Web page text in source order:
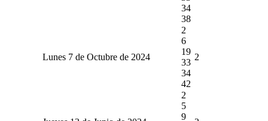
34
38
Lunes 7 de Octubre de 2024
2
6
19
33
34
42
2
2
5
9